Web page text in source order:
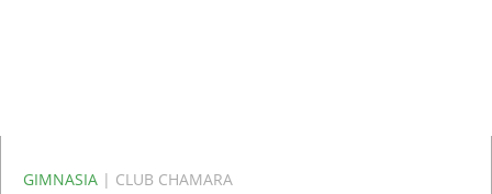
GIMNASIA | CLUB CHAMARA